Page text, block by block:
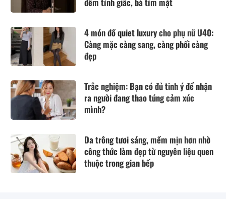
4 món đồ quiet luxury cho phụ nữ U40:
Càng mặc càng sang, càng phối càng
đẹp
Trắc nghiệm: Bạn có đủ tinh ý để nhận
ra người đang thao túng cảm xúc
mình?
Da trông tươi sáng, mềm mịn hơn nhờ
công thức làm đẹp từ nguyên liệu quen
thuộc trong gian bếp